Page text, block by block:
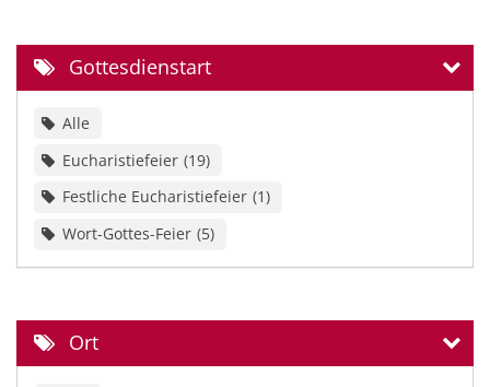
Gottesdienstart
Alle
Eucharistiefeier 19
Festliche Eucharistiefeier 1
Wort-Gottes-Feier 5
Ort